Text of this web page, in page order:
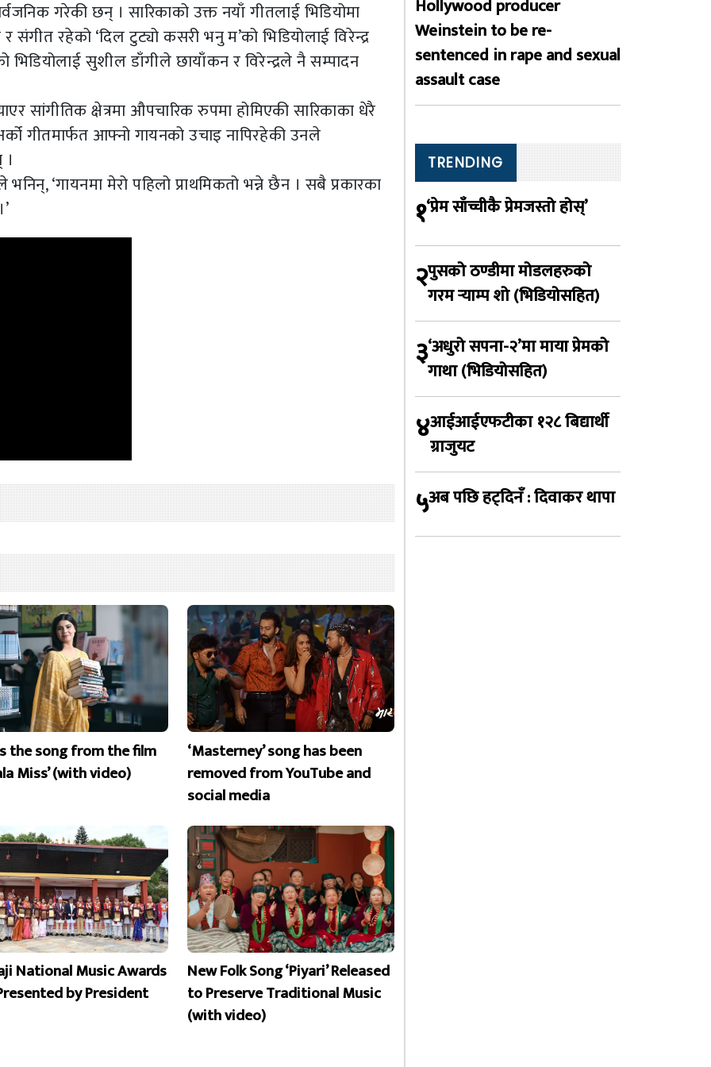
गरेकी छन् । सारिकाको उक्त नयाँ गीतलाई भिडियोमा
संगीत रहेको ‘दिल टुट्यो कसरी भनु म’को भिडियोलाई विरेन्द्र
भिडियोलाई सुशील डाँगीले छायाँकन र विरेन्द्रले नै सम्पादन
सांगीतिक क्षेत्रमा औपचारिक रुपमा होमिएकी सारिकाका धेरै
गीतमार्फत आफ्नो गायनको उचाइ नापिरहेकी उनले
‘गायनमा मेरो पहिलो प्राथमिकतो भन्ने छैन । सबै प्रकारका
the song from the film
Miss’ (with video)
‘Masterney’ song has been
removed from YouTube and
social media
National Music Awards
by President
New Folk Song ‘Piyari’ Released
to Preserve Traditional Music
(with video)
Hollywood producer
Weinstein to be re-
sentenced in rape and sexual
assault case
TRENDING
१‘प्रेम साँच्चीकै प्रेमजस्तो होस्’
२पुसको ठण्डीमा मोडलहरुको
गरम र्‍याम्प शो (भिडियोसहित)
३‘अधुरो सपना-२’मा माया प्रेमको
गाथा (भिडियोसहित)
४आईआईएफटीका १२८ बिद्यार्थी
ग्राजुयट
५अब पछि हट्दिनँ : दिवाकर थापा